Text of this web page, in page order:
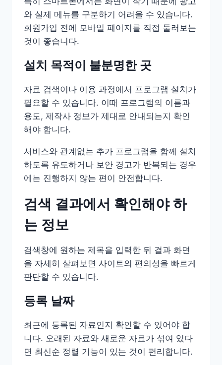
와 실제 메뉴를 구분하기 어려울 수 있습니다.
회원가입 전에 모바일 페이지를 직접 둘러보는
것이 좋습니다.
설치 목적이 불분명한 곳
자료 검색이나 이용 과정에서 프로그램 설치가
필요할 수 있습니다. 이때 프로그램의 이름과
용도, 제작사 정보가 제대로 안내되는지 확인
해야 합니다.
서비스와 관계없는 추가 프로그램을 함께 설치
하도록 유도하거나 보안 경고가 반복되는 경우
에는 진행하지 않는 편이 안전합니다.
검색 결과에서 확인해야 하
는 정보
검색창에 원하는 제목을 입력한 뒤 결과 화면
을 자세히 살펴보면 사이트의 편의성을 빠르게
판단할 수 있습니다.
등록 날짜
최근에 등록된 자료인지 확인할 수 있어야 합
니다. 오래된 자료와 새로운 자료가 섞여 있다
면 최신순 정렬 기능이 있는 것이 편리합니다.